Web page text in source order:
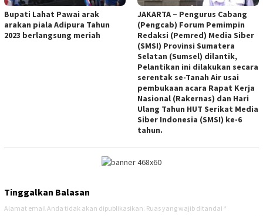
Bupati Lahat Pawai arak
arakan piala Adipura Tahun
2023 berlangsung meriah
JAKARTA – Pengurus Cabang
(Pengcab) Forum Pemimpin
Redaksi (Pemred) Media Siber
(SMSI) Provinsi Sumatera
Selatan (Sumsel) dilantik,
Pelantikan ini dilakukan secara
serentak se-Tanah Air usai
pembukaan acara Rapat Kerja
Nasional (Rakernas) dan Hari
Ulang Tahun HUT Serikat Media
Siber Indonesia (SMSI) ke-6
tahun.
Tinggalkan Balasan
Alamat email Anda tidak akan dipublikasikan. Ruas yang wajib ditandai *